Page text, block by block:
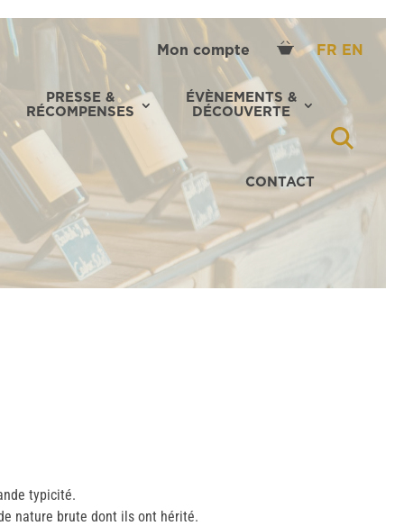
Mon compte FR EN
PRESSE &
RÉCOMPENSES
ÉVÈNEMENTS &
DÉCOUVERTE
CONTACT
typicité.
nature brute dont ils ont hérité.